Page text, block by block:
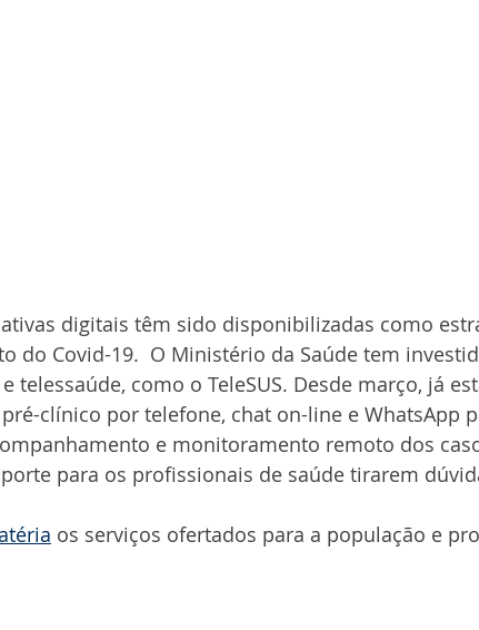
digitais têm sido disponibilizadas como
do Covid-19.  O Ministério da Saúde tem
telessaúde, como o TeleSUS. Desde março, já
clínico por telefone, chat on-line e WhatsApp
e monitoramento remoto dos
para os profissionais de saúde tirarem
os serviços ofertados para a população e